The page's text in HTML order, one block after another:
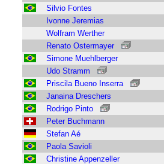
Silvio Fontes
Ivonne Jeremias
Wolfram Werther
Renato Ostermayer
Simone Muehlberger
Udo Stramm
Priscila Bueno Inserra
Janaina Dreschers
Rodrigo Pinto
Peter Buchmann
Stefan Aé
Paola Savioli
Christine Appenzeller